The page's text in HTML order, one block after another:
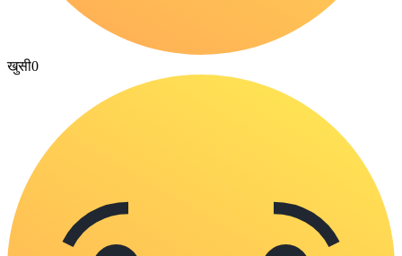
खुसी0